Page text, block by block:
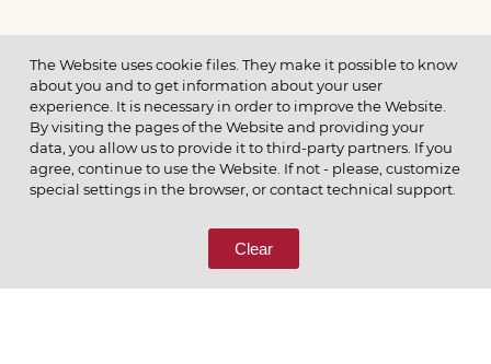
МЕНЮ
© 2026 ОАО
ПОЗВОНИТЕ НАМ
8 (800) 333-65-66
The Website uses cookie files. They make it possible to know
about you and to get information about your user
experience. It is necessary in order to improve the Website.
By visiting the pages of the Website and providing your
data, you allow us to provide it to third-party partners. If you
agree, continue to use the Website. If not - please, customize
special settings in the browser, or contact technical support.
Clear